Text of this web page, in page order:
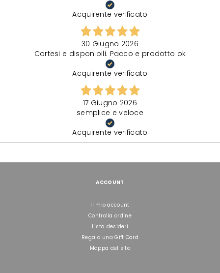
Acquirente verificato
30 Giugno 2026
Cortesi e disponibili. Pacco e prodotto ok
Acquirente verificato
17 Giugno 2026
semplice e veloce
Acquirente verificato
ACCOUNT
Il mio account
Controlla ordine
Lista desideri
Regala una Gift Card
Mappa del sito